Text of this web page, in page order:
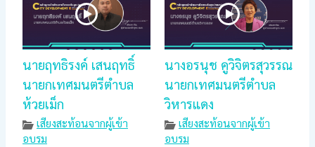
นายฤทธิรงค์ เสนฤทธิ์
นายกเทศมนตรีตำบล
ห้วยเม็ก
เสียงสะท้อนจากผู้เข้า
อบรม
นางอรนุช คูวิจิตรสุวรรณ
นายกเทศมนตรีตำบล
วิหารแดง
เสียงสะท้อนจากผู้เข้า
อบรม